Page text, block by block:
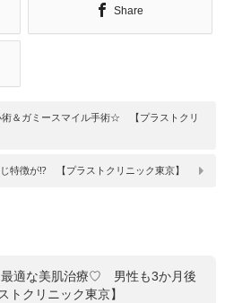
Share
術＆ガミースマイル手術☆ 【プラストクリ
特徴が⁉ 【プラストクリニック東京】
最適な美肌治療♡ 男性も3か月後
クリニック東京】